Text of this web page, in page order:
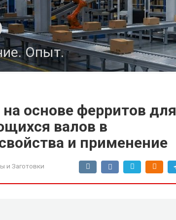
Опыт.
основе ферритов для
валов в
и применение
и Заготовки